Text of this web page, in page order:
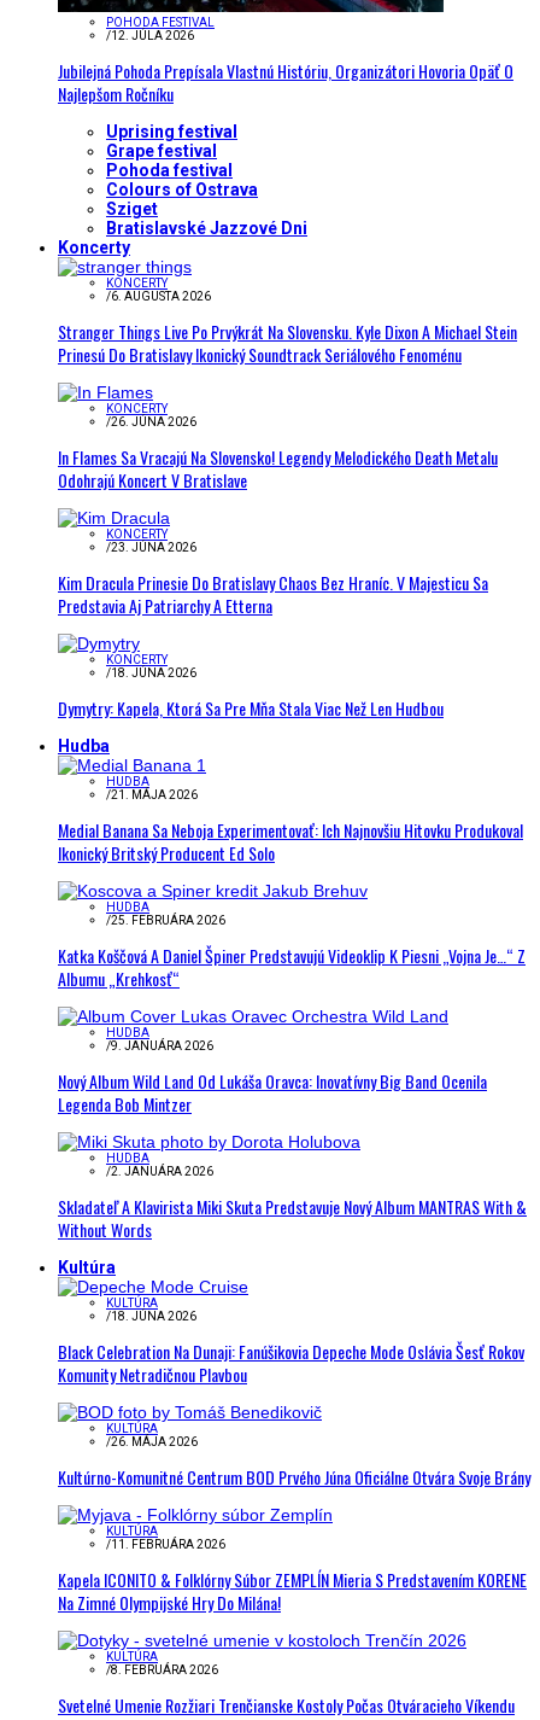
POHODA FESTIVAL
/12. JÚLA 2026
Jubilejná Pohoda Prepísala Vlastnú Históriu, Organizátori Hovoria Opäť O
Najlepšom Ročníku
Uprising festival
Grape festival
Pohoda festival
Colours of Ostrava
Sziget
Bratislavské Jazzové Dni
Koncerty
KONCERTY
/6. AUGUSTA 2026
Stranger Things Live Po Prvýkrát Na Slovensku. Kyle Dixon A Michael Stein
Prinesú Do Bratislavy Ikonický Soundtrack Seriálového Fenoménu
KONCERTY
/26. JÚNA 2026
In Flames Sa Vracajú Na Slovensko! Legendy Melodického Death Metalu
Odohrajú Koncert V Bratislave
KONCERTY
/23. JÚNA 2026
Kim Dracula Prinesie Do Bratislavy Chaos Bez Hraníc. V Majesticu Sa
Predstavia Aj Patriarchy A Etterna
KONCERTY
/18. JÚNA 2026
Dymytry: Kapela, Ktorá Sa Pre Mňa Stala Viac Než Len Hudbou
Hudba
HUDBA
/21. MÁJA 2026
Medial Banana Sa Neboja Experimentovať: Ich Najnovšiu Hitovku Produkoval
Ikonický Britský Producent Ed Solo
HUDBA
/25. FEBRUÁRA 2026
Katka Koščová A Daniel Špiner Predstavujú Videoklip K Piesni „Vojna Je…“ Z
Albumu „Krehkosť“
HUDBA
/9. JANUÁRA 2026
Nový Album Wild Land Od Lukáša Oravca: Inovatívny Big Band Ocenila
Legenda Bob Mintzer
HUDBA
/2. JANUÁRA 2026
Skladateľ A Klavirista Miki Skuta Predstavuje Nový Album MANTRAS With &
Without Words
Kultúra
KULTÚRA
/18. JÚNA 2026
Black Celebration Na Dunaji: Fanúšikovia Depeche Mode Oslávia Šesť Rokov
Komunity Netradičnou Plavbou
KULTÚRA
/26. MÁJA 2026
Kultúrno-Komunitné Centrum BOD Prvého Júna Oficiálne Otvára Svoje Brány
KULTÚRA
/11. FEBRUÁRA 2026
Kapela ICONITO & Folklórny Súbor ZEMPLÍN Mieria S Predstavením KORENE
Na Zimné Olympijské Hry Do Milána!
KULTÚRA
/8. FEBRUÁRA 2026
Svetelné Umenie Rozžiari Trenčianske Kostoly Počas Otváracieho Víkendu